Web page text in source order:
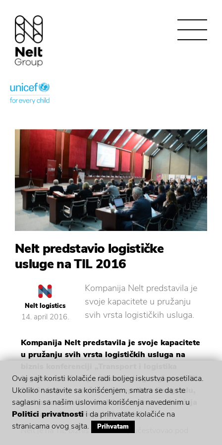
Nelt predstavio logističke
usluge na TIL 2016
Nelt logistics
14. april 2016.
Kompanija Nelt predstavila je
svoje kapacitete u pružanju
svih vrsta logističkih usluga.
Kompanija Nelt predstavila je svoje kapacitete
u pružanju svih vrsta logističkih usluga na
Jugoistočne Evrope i Dunavskog regiona – TIL
2016“ koja je održana 14. aprila u Beogradu,
pod pokroviteljstvom Ministarstva saobraćaja
i infrastrukture Republike Srbije.
Nelt je na TIL biznis konferenciji učestvovao pod
Ovaj sajt koristi kolačiće radi boljeg iskustva posetilaca.
Ukoliko nastavite sa korišćenjem, smatra se da ste
saglasni sa našim uslovima korišćenja navedenim u
Politici privatnosti i da prihvatate kolačiće na
stranicama ovog sajta.
Prihvatam